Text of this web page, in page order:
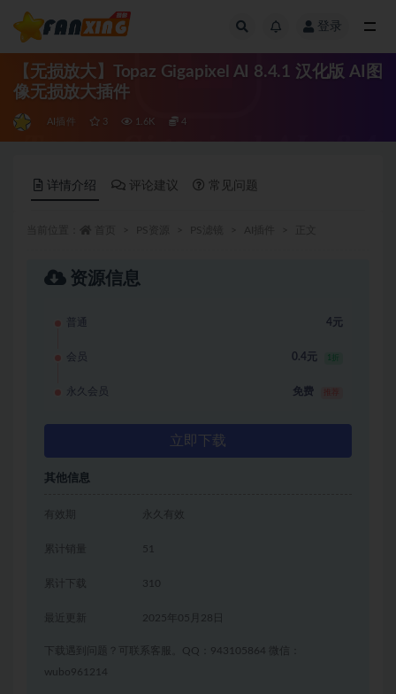
登录
【无损放大】Topaz Gigapixel AI 8.4.1 汉化版 AI图
像无损放大插件
AI插件 3 1.6K 4
详情介绍 评论建议 常见问题
资源信息
普通 4元
会员 0.4元 1折
永久会员 免费
立即下载
其他信息
有效期 永久有效
累计销量 51
累计下载 310
2025年05月28日
下载遇到问题？可联系客服。QQ：943105864 微信：
wubo961214